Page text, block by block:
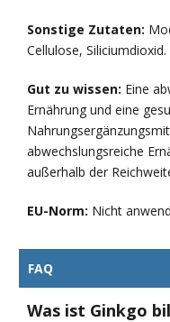
Sonstige Zutaten:
Cellulose, Siliciumdioxid.
Gut zu wissen: Eine
Ernährung und eine
abwechslungsreiche
außerhalb der
EU-Norm: Nicht
FAQ
Was ist Ginkgo